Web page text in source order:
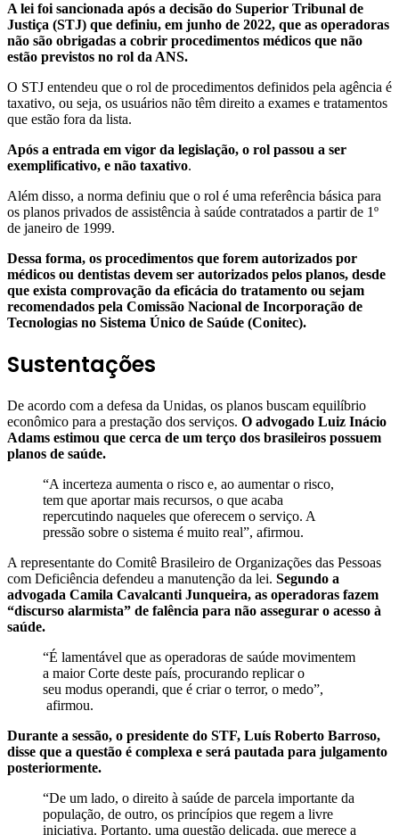
A lei foi sancionada após a decisão do Superior Tribunal de
Justiça (STJ) que definiu, em junho de 2022, que as operadoras
não são obrigadas a cobrir procedimentos médicos que não
estão previstos no rol da ANS.
O STJ entendeu que o rol de procedimentos definidos pela agência é
taxativo, ou seja, os usuários não têm direito a exames e tratamentos
que estão fora da lista.
Após a entrada em vigor da legislação, o rol passou a ser
exemplificativo, e não taxativo.
Além disso, a norma definiu que o rol é uma referência básica para
os planos privados de assistência à saúde contratados a partir de 1º
de janeiro de 1999.
Dessa forma, os procedimentos que forem autorizados por
médicos ou dentistas devem ser autorizados pelos planos, desde
que exista comprovação da eficácia do tratamento ou sejam
recomendados pela Comissão Nacional de Incorporação de
Tecnologias no Sistema Único de Saúde (Conitec).
Sustentações
De acordo com a defesa da Unidas, os planos buscam equilíbrio
econômico para a prestação dos serviços. O advogado Luiz Inácio
Adams estimou que cerca de um terço dos brasileiros possuem
planos de saúde.
“A incerteza aumenta o risco e, ao aumentar o risco,
tem que aportar mais recursos, o que acaba
repercutindo naqueles que oferecem o serviço. A
pressão sobre o sistema é muito real”, afirmou.
A representante do Comitê Brasileiro de Organizações das Pessoas
com Deficiência defendeu a manutenção da lei. Segundo a
advogada Camila Cavalcanti Junqueira, as operadoras fazem
“discurso alarmista” de falência para não assegurar o acesso à
saúde.
“É lamentável que as operadoras de saúde movimentem
a maior Corte deste país, procurando replicar o
seu modus operandi, que é criar o terror, o medo”,
afirmou.
Durante a sessão, o presidente do STF, Luís Roberto Barroso,
disse que a questão é complexa e será pautada para julgamento
posteriormente.
“De um lado, o direito à saúde de parcela importante da
população, de outro, os princípios que regem a livre
iniciativa. Portanto, uma questão delicada, que merece a